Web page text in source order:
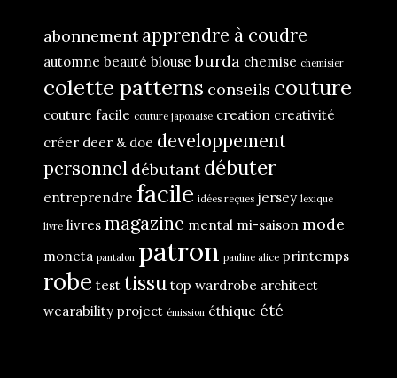
abonnement apprendre à coudre
automne beauté blouse burda chemise chemisier
colette patterns conseils couture
couture facile couture japonaise creation creativité
créer deer & doe developpement
personnel débutant débuter
entreprendre facile idées reçues jersey lexique
livre livres magazine mental mi-saison mode
moneta pantalon patron pauline alice printemps
robe test tissu top wardrobe architect
wearability project émission éthique été